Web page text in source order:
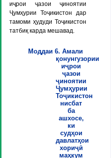
иҷрои ҷазои ҷиноятии
Ҷумҳурии Тоҷикистон дар
тамоми ҳудуди Тоҷикистон
татбиқ карда мешавад.
Моддаи 6. Амали
қонунгузории
иҷрои
ҷазои
ҷиноятии
Ҷумҳурии
Тоҷикистон
нисбат
ба
ашхосе,
ки
судҳои
давлатҳои
хориҷӣ
маҳкум